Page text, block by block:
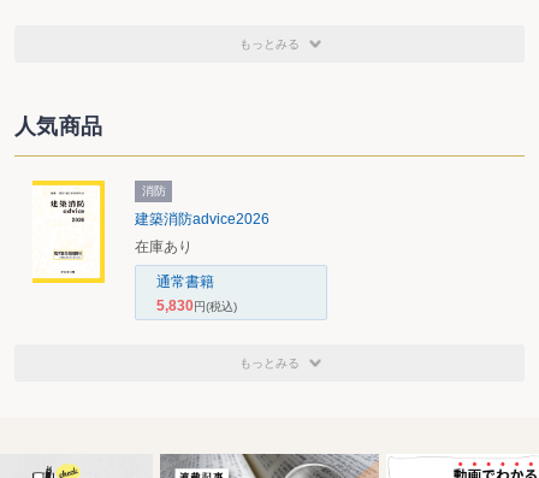
もっとみる
人気商品
消防
建築消防advice2026
在庫あり
通常書籍
5,830円(税込)
もっとみる